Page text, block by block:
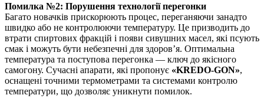
Помилка №2: Порушення технології перегонки
Багато новачків прискорюють процес, переганяючи занадто
швидко або не контролюючи температуру. Це призводить до
втрати спиртових фракцій і появи сивушних масел, які псують
смак і можуть бути небезпечні для здоров’я. Оптимальна
температура та поступова перегонка — ключ до якісного
самогону. Сучасні апарати, які пропонує «KREDO-GON»,
оснащені точними термометрами та системами контролю
температури, що дозволяє уникнути помилок.